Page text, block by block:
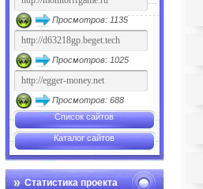
Просмотров: 1135
Просмотров: 1025
Просмотров: 688
Список сайтов
Каталог сайтов
Статистика проекта